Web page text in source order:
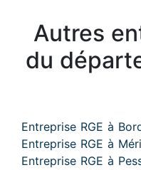
Autres
du
Entreprise RGE à
Entreprise RGE à
Entreprise RGE à